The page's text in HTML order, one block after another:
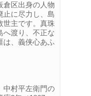
倉区出身の人物
止に尽力し、島
世主です。真珠
へ渡り、不正な
は、義侠心あふ
中村平左衛門の